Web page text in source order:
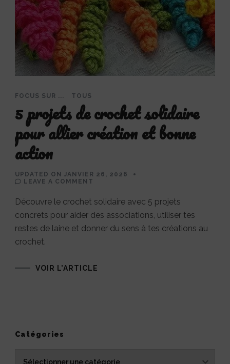
FOCUS SUR ... TOUS
5 projets de crochet solidaire
pour allier création et bonne
action
UPDATED ON JANVIER 26, 2026
LEAVE A COMMENT
DE
SOLIDAIRE
ALLIER
Découvre le crochet solidaire avec 5 projets
concrets pour aider des associations, utiliser tes
restes de laine et donner du sens à tes créations au
crochet.
VOIR L'ARTICLE
Catégories
Catégories